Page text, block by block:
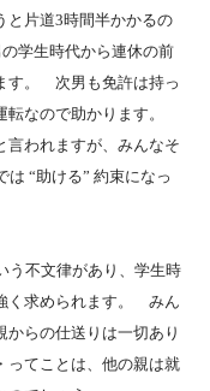
と片道3時間半かかるの
学生時代から連休の前
す。 次男も免許は持っ
転なので助かります。
言われますが、みんなそ
“助ける” 約束になっ
う不文律があり、学生時
く求められます。 みん
らの仕送りは一切あり
てことは、他の親は就